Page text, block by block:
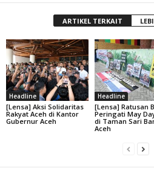
ARTIKEL TERKAIT
Headline
[Lensa] Aksi Solidaritas
Rakyat Aceh di Kantor
Gubernur Aceh
Headline
[Lensa] Ratusan
Peringati May
di Taman Sari
Aceh